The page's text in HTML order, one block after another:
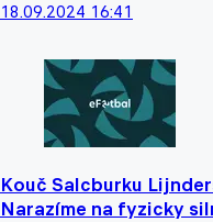
18.09.2024 16:41
Kouč Salcburku
Narazíme na fyzicky